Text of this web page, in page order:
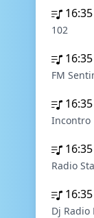
16:35
102
16:35
FM
16:35
Incontro
16:35
Radio
16:35
Dj